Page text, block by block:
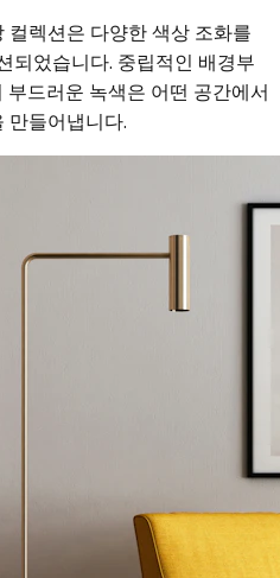
렉션은 다양한 색상 조화를
되었습니다. 중립적인 배경부
드러운 녹색은 어떤 공간에서
만들어냅니다.